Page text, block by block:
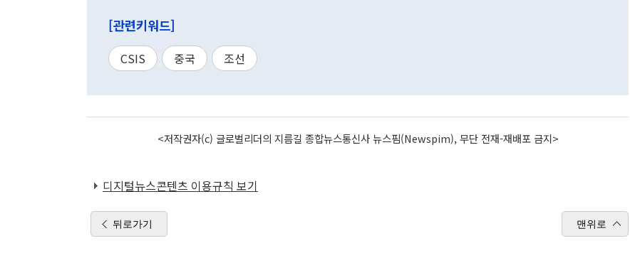
[관련키워드]
CSIS 중국 조선
<저작권자(c) 글로벌리더의 지름길 종합뉴스통신사 뉴스핌(Newspim), 무단 전재-재배포 금지>
디지털뉴스콘텐츠 이용규칙 보기
뒤로가기 맨위로